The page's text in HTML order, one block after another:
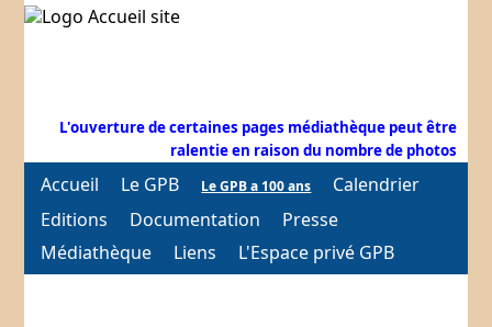
L'ouverture de certaines pages médiathèque peut être
ralentie en raison du nombre de photos
Accueil Le GPB Le GPB a 100 ans
Calendrier
Editions
Documentation
Presse
Médiathèque
Liens L'Espace privé GPB